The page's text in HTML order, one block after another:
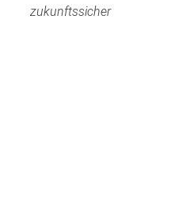
zukunftssicher